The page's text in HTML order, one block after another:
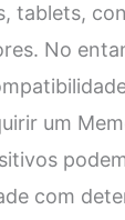
tablets,
No
um
com